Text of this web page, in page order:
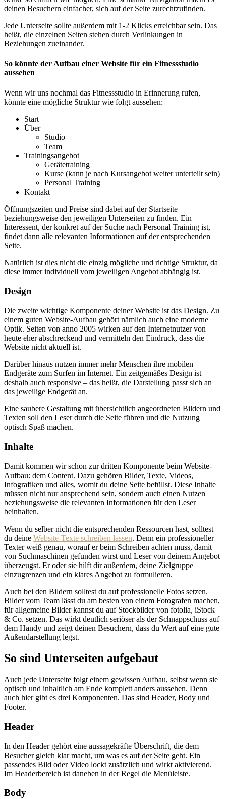
deinen Besuchern einfacher, sich auf der Seite zurechtzufinden.
Jede Unterseite sollte außerdem mit 1-2 Klicks erreichbar sein. Das
heißt, die einzelnen Seiten stehen durch Verlinkungen in
Beziehungen zueinander.
So könnte der Aufbau einer Website für ein Fitnessstudio
aussehen
Wenn wir uns nochmal das Fitnessstudio in Erinnerung rufen,
könnte eine mögliche Struktur wie folgt aussehen:
Start
Über
Studio
Team
Trainingsangebot
Gerätetraining
Kurse (kann je nach Kursangebot weiter unterteilt sein)
Personal Training
Kontakt
Öffnungszeiten und Preise sind dabei auf der Startseite
beziehungsweise den jeweiligen Unterseiten zu finden. Ein
Interessent, der konkret auf der Suche nach Personal Training ist,
findet dann alle relevanten Informationen auf der entsprechenden
Seite.
Natürlich ist dies nicht die einzig mögliche und richtige Struktur, da
diese immer individuell vom jeweiligen Angebot abhängig ist.
Design
Die zweite wichtige Komponente deiner Website ist das Design. Zu
einem guten Website-Aufbau gehört nämlich auch eine moderne
Optik. Seiten von anno 2005 wirken auf den Internetnutzer von
heute eher abschreckend und vermitteln den Eindruck, dass die
Website nicht aktuell ist.
Darüber hinaus nutzen immer mehr Menschen ihre mobilen
Endgeräte zum Surfen im Internet. Ein zeitgemäßes Design ist
deshalb auch responsive – das heißt, die Darstellung passt sich an
das jeweilige Endgerät an.
Eine saubere Gestaltung mit übersichtlich angeordneten Bildern und
Texten soll den Leser durch die Seite führen und die Nutzung
optisch Spaß machen.
Inhalte
Damit kommen wir schon zur dritten Komponente beim Website-
Aufbau: dem Content. Dazu gehören Bilder, Texte, Videos,
Infografiken und alles, womit du deine Seite befüllst. Diese Inhalte
müssen nicht nur ansprechend sein, sondern auch einen Nutzen
beziehungsweise die relevanten Informationen für den Leser
beinhalten.
Wenn du selber nicht die entsprechenden Ressourcen hast, solltest
du deine Website-Texte schreiben lassen. Denn ein professioneller
Texter weiß genau, worauf er beim Schreiben achten muss, damit
von Suchmaschinen gefunden wirst und Leser von deinem Angebot
überzeugst. Er oder sie hilft dir außerdem, deine Zielgruppe
einzugrenzen und ein klares Angebot zu formulieren.
Auch bei den Bildern solltest du auf professionelle Fotos setzen.
Bilder vom Team lässt du am besten von einem Fotografen machen,
für allgemeine Bilder kannst du auf Stockbilder von fotolia, iStock
& Co. setzen. Das wirkt deutlich seriöser als der Schnappschuss auf
dem Handy und zeigt deinen Besuchern, dass du Wert auf eine gute
Außendarstellung legst.
So sind Unterseiten aufgebaut
Auch jede Unterseite folgt einem gewissen Aufbau, selbst wenn sie
optisch und inhaltlich am Ende komplett anders aussehen. Denn
auch hier gibt es drei Komponenten. Das sind Header, Body und
Footer.
Header
In den Header gehört eine aussagekräfte Überschrift, die dem
Besucher gleich klar macht, um was es auf der Seite geht. Ein
passendes Bild oder Video lockt zusätzlich und wirkt aktivierend.
Im Headerbereich ist daneben in der Regel die Menüleiste.
Body